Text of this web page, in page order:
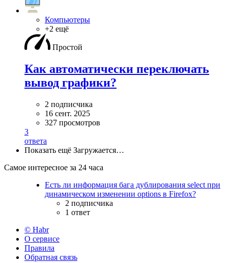
Компьютеры
+2 ещё
Простой
Как автоматически переключать
вывод графики?
2 подписчика
16 сент. 2025
327 просмотров
3
ответа
Показать ещё Загружается…
Самое интересное за 24 часа
Есть ли информация бага дублирования select при
динамическом изменении options в Firefox?
2 подписчика
1 ответ
© Habr
О сервисе
Правила
Обратная связь